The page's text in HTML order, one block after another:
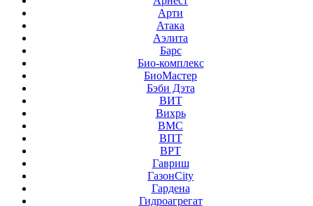
Арти
Атака
Аэлита
Барс
Био-комплекс
БиоМастер
Бэби Дэта
ВИТ
Вихрь
ВМС
ВПТ
ВРТ
Гавриш
ГазонCity
Гардена
Гидроагрегат